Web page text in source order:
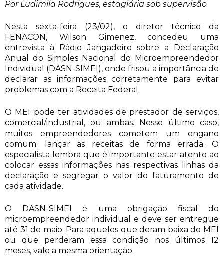
Por Ludimila Rodrigues, estagiária sob supervisão
Nesta sexta-feira (23/02), o diretor técnico da
FENACON, Wilson Gimenez, concedeu uma
entrevista à Rádio Jangadeiro sobre a Declaração
Anual do Simples Nacional do Microempreendedor
Individual (DASN-SIMEI), onde frisou a importância de
declarar as informações corretamente para evitar
problemas com a Receita Federal.
O MEI pode ter atividades de prestador de serviços,
comercial/industrial, ou ambas. Nesse último caso,
muitos empreendedores cometem um engano
comum: lançar as receitas de forma errada. O
especialista lembra que é importante estar atento ao
colocar essas informações nas respectivas linhas da
declaração e segregar o valor do faturamento de
cada atividade.
O DASN-SIMEI é uma obrigação fiscal do
microempreendedor individual e deve ser entregue
até 31 de maio. Para aqueles que deram baixa do MEI
ou que perderam essa condição nos últimos 12
meses, vale a mesma orientação.